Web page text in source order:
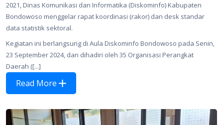
2021, Dinas Komunikasi dan Informatika (Diskominfo) Kabupaten
Bondowoso menggelar rapat koordinasi (rakor) dan desk standar
data statistik sektoral.
Kegiatan ini berlangsung di Aula Diskominfo Bondowoso pada Senin,
23 September 2024, dan dihadiri oleh 35 Organisasi Perangkat
Daerah ([...]
Read More